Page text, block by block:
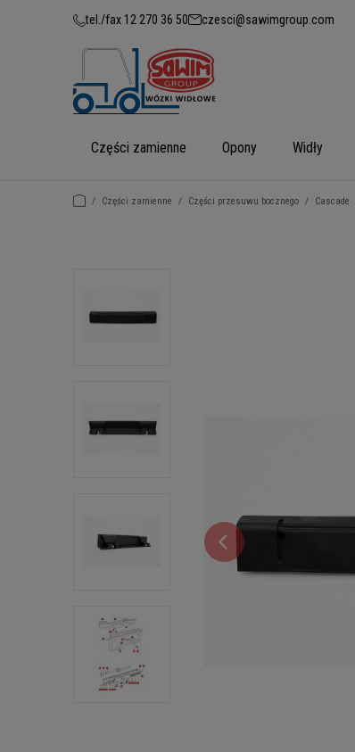
tel./fax 12 270 36 50 czesci@sawimgroup.com
Części zamienne Opony Widły
/ Części zamienne / Części przesuwu bocznego / Cascade